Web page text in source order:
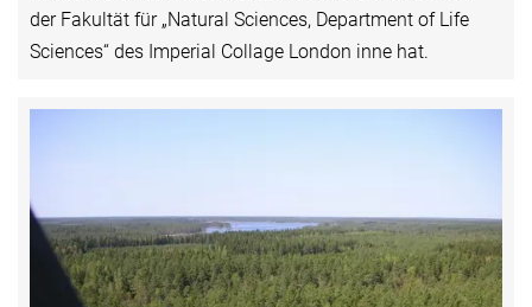
der Fakultät für „Natural Sciences, Department of Life
Sciences“ des Imperial Collage London inne hat.